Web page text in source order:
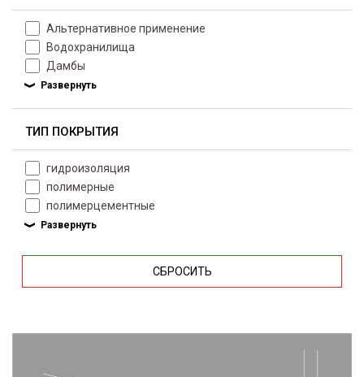
Альтернативное применение
Водохранилища
Дамбы
ТИП ПОКРЫТИЯ
гидроизоляция
полимерные
полимерцементные
СБРОСИТЬ